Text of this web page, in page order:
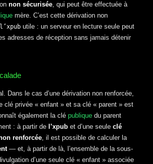
non sécurisée, qui peut être effectuée à
mère. C’est cette dérivation non
l’xpub utile : un serveur en lecture seule peut
adresses de réception sans jamais détenir
Dans le cas d’une dérivation non renforcée,
clé privée « enfant » et sa clé « parent » est
également la clé publique du parent
: à partir de l’xpub et d’une seule clé
renforcée , il est possible de calculer la
— et, à partir de là, l’ensemble de la sous-
d’une seule clé « enfant » associée